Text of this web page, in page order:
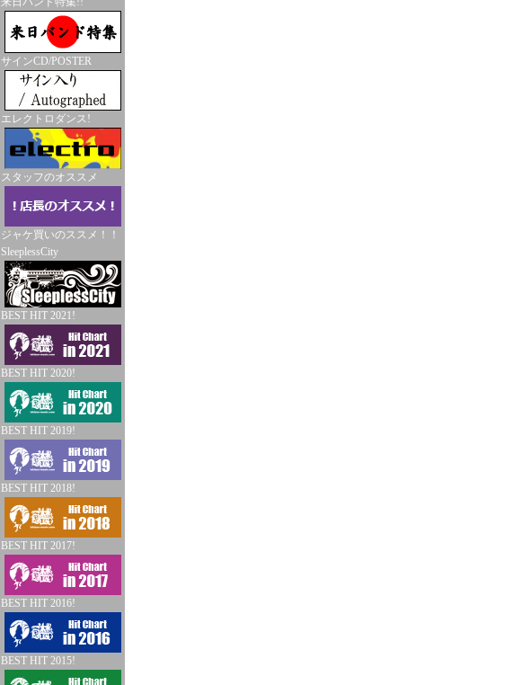
サインCD/POSTER
エレクトロダンス!
スタッフのオススメ
ジャケ買いのススメ！！
SleeplessCity
BEST HIT 2021!
BEST HIT 2020!
BEST HIT 2019!
BEST HIT 2018!
BEST HIT 2017!
BEST HIT 2016!
BEST HIT 2015!